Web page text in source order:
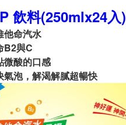
飲料(250mlx24入)
他命汽水
B2與C
微酸的口感
氣泡，解渴解膩超暢快